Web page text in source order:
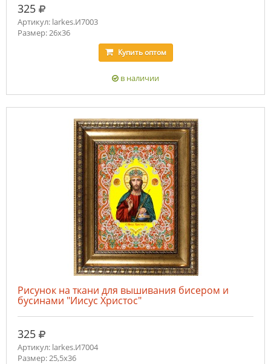
325 руб.
Артикул: larkes.И7003
Размер: 26х36
Купитьоптом
в наличии
Рисунок на ткани для вышивания бисером и
бусинами "Иисус Христос"
325 руб.
Артикул: larkes.И7004
Размер: 25,5х36